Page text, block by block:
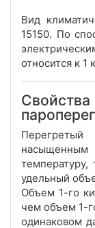
Вид
15150. По
относится к 1
удельный
Объем 1-го
чем объем 1-
одинаковом